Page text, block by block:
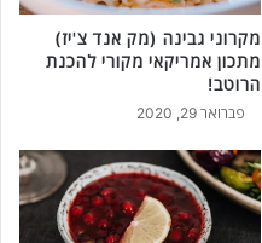
מקרוני גבינה (מק אנד צ'יז)
מתכון אמריקאי מקורי להכנת
הרוטב!
פברואר 29, 2020